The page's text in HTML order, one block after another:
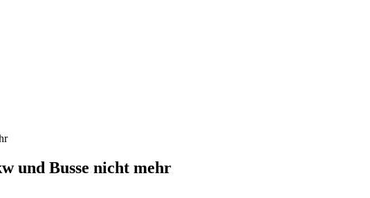
und Busse nicht mehr